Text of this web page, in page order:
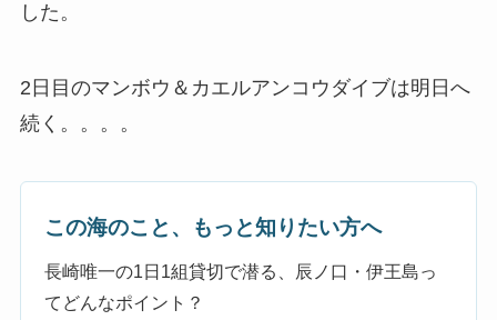
した。
2日目のマンボウ＆カエルアンコウダイブは明日へ
続く。。。。
この海のこと、もっと知りたい方へ
長崎唯一の1日1組貸切で潜る、辰ノ口・伊王島っ
てどんなポイント？